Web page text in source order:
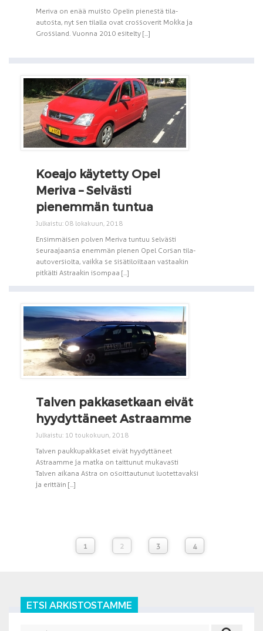
Meriva on enää muisto Opelin pienestä tila-
autosta, nyt sen tilalla ovat crossoverit Mokka ja
Grossland. Vuonna 2010 esitelty [...]
Koeajo käytetty Opel
Meriva – Selvästi
pienemmän tuntua
Julkaistu: 08 lokakuun, 2018
Ensimmäisen polven Meriva tuntuu selvästi
seuraajaansa enemmän pienen Opel Corsan tila-
autoversiolta, vaikka se sisätiloiltaan vastaakin
pitkälti Astraakin isompaa [...]
Talven pakkasetkaan eivät
hyydyttäneet Astraamme
Julkaistu: 10 toukokuun, 2018
Talven paukkupakkaset eivät hyydyttäneet
Astraamme ja matka on taittunut mukavasti
Talven aikana Astra on osoittautunut luotettavaksi
ja erittäin [...]
1 2 3 4
ETSI ARKISTOSTAMME